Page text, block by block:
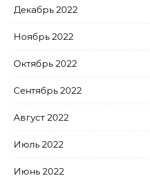
Декабрь 2022
Ноябрь 2022
Октябрь 2022
Сентябрь 2022
Август 2022
Июль 2022
Июнь 2022